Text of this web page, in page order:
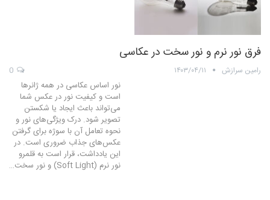
فرق نور نرم و نور سخت در عکاسی
رامین سرازش ۱۴۰۳/۰۴/۱۱
نور اساس عکاسی در همه ژانرها
است و کیفیت نور در عکس شما
می‌تواند باعث ایجاد یا شکستن
تصویر شود. درک ویژگی‌های نور و
نحوه تعامل آن با سوژه برای گرفتن
عکس‌های جذاب ضروری است. در
این یادداشت، قرار است به قلمرو
نور نرم (Soft Light) و نور سخت…